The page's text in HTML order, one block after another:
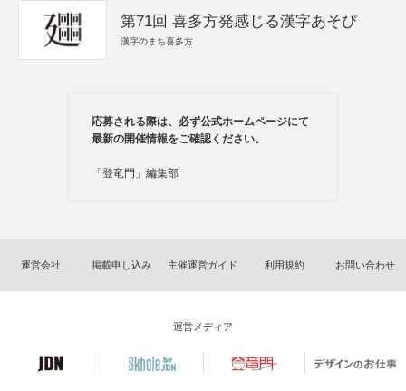
第71回 喜多方発感じる漢字あそび
漢字のまち喜多方
応募される際は、必ず公式ホームページにて
最新の開催情報をご確認ください。
「登竜門」編集部
運営会社 掲載申し込み 主催運営ガイド 利用規約 お問い合わせ
運営メディア